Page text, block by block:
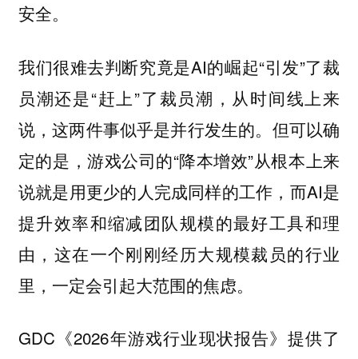
安全。
我们很难去判断究竟是AI的崛起“引发”了裁
员潮还是“赶上”了裁员潮，从时间线上来
说，这两件事似乎是并行发生的。但可以确
定的是，游戏公司的“降本增效”从根本上来
说就是用更少的人完成同样的工作，而AI是
提升效率和缩减团队规模的最好工具和理
由，这在一个刚刚经历大规模裁员的行业
里，一定会引起大范围的焦虑。
GDC《2026年游戏行业现状报告》提供了